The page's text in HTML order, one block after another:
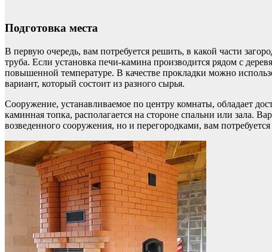
Подготовка места
В первую очередь, вам потребуется решить, в какой части
труба. Если установка печи-камина производится рядом с
повышенной температуре. В качестве прокладки можно
вариант, который состоит из разного сырья.
Сооружение, устанавливаемое по центру комнаты, обладает
каминная топка, располагается на стороне спальни или зала.
возведенного сооружения, но и перегородками, вам